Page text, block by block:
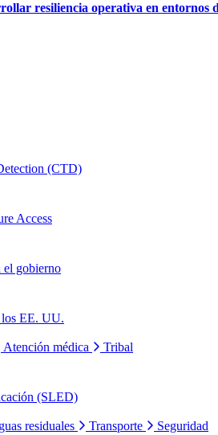
resiliencia operativa en entornos
(CTD)
Access
el gobierno
EE. UU.
Atención médica Tribal
(SLED)
residuales Transporte
Seguridad